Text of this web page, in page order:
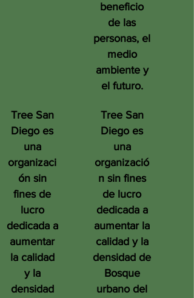
Tree San
Diego es
una
organizaci
ón sin
fines de
lucro
dedicada a
aumentar
la calidad
y la
densidad
beneficio
de las
personas, el
medio
ambiente y
el futuro.
Tree San
Diego es
una
organizació
n sin fines
de lucro
dedicada a
aumentar la
calidad y la
densidad de
Bosque
urbano del